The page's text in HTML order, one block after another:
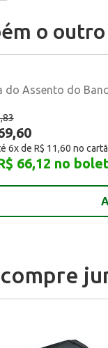
o
do Assento do
6x de R$ 11,60 no
66,12 no